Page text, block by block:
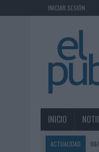
INICIAR SESIÓN
INICIO
ACTUALIDAD